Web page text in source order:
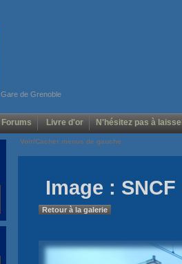
Gare de Grenoble
Forums Livre d'or N'hésitez pas à
Voir/Cacher menus de gauche
Image :
Retour à la galerie